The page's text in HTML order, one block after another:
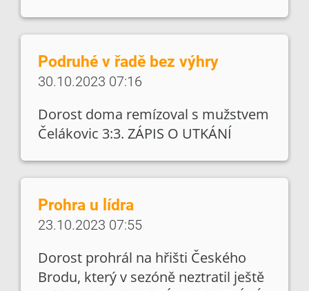
Podruhé v řadě bez výhry
30.10.2023 07:16
Dorost doma remízoval s mužstvem
Čelákovic 3:3. ZÁPIS O UTKÁNÍ
Prohra u lídra
23.10.2023 07:55
Dorost prohrál na hřišti Českého
Brodu, který v sezóně neztratil ještě